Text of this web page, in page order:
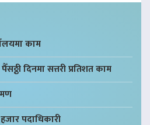
काम
दिनमा सत्तरी प्रतिशत काम
पदाधिकारी